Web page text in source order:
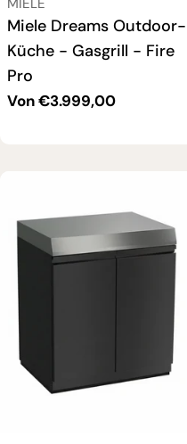
MIELE
Miele Dreams Outdoor-
Küche - Gasgrill - Fire
Pro
Regulärer
Von €3.999,00